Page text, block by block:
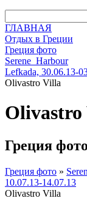
ГЛАВНАЯ
Отдых в Греции
Греция фото
Serene_Harbour
Lefkada, 30.06.13-
Olivastro Villa
Греция фото
Греция фото »
10.07.13-14.07.13
Olivastro Villa